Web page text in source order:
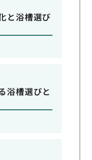
と浴槽選び
浴槽選びと